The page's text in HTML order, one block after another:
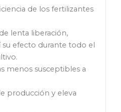
de los fertilizantes
lenta liberación,
efecto durante todo el
menos susceptibles a
producción y eleva